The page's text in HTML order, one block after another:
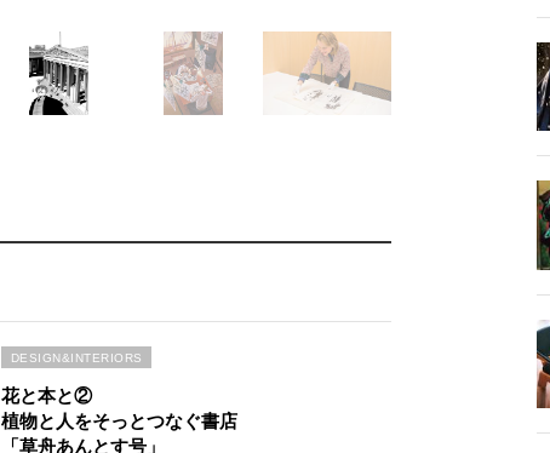
花と本と②
植物と人をそっとつなぐ書店
「草舟あんとす号」
DESIGN&INTERIORS